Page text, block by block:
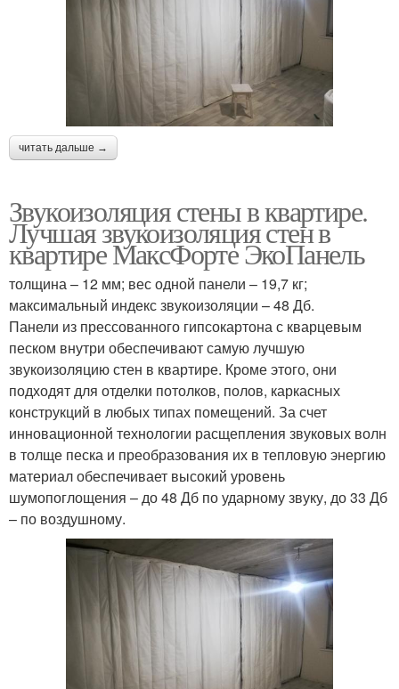
читать дальше →
Звукоизоляция стены в квартире.
Лучшая звукоизоляция стен в
квартире МаксФорте ЭкоПанель
толщина – 12 мм; вес одной панели – 19,7 кг;
максимальный индекс звукоизоляции – 48 Дб.
Панели из прессованного гипсокартона с кварцевым
песком внутри обеспечивают самую лучшую
звукоизоляцию стен в квартире. Кроме этого, они
подходят для отделки потолков, полов, каркасных
конструкций в любых типах помещений. За счет
инновационной технологии расщепления звуковых волн
в толще песка и преобразования их в тепловую энергию
материал обеспечивает высокий уровень
шумопоглощения – до 48 Дб по ударному звуку, до 33 Дб
– по воздушному.